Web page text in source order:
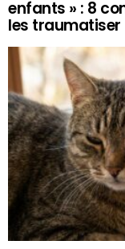
enfants » : 8
les traumatiser